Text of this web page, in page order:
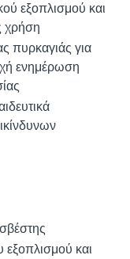
εξοπλισμού και
χρήση
πυρκαγιάς για
ενημέρωση
και